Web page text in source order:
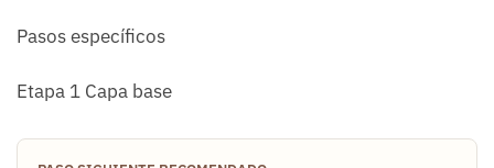
Pasos específicos
Etapa 1 Capa base